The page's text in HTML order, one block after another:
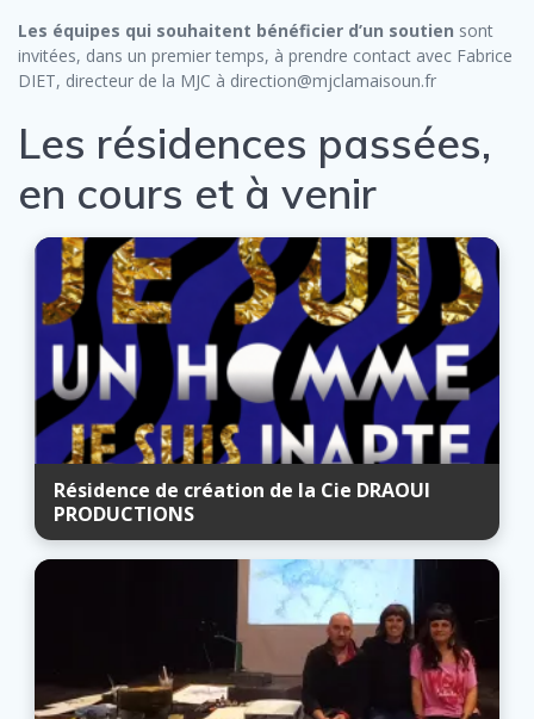
Les équipes qui souhaitent bénéficier d’un soutien sont
invitées, dans un premier temps, à prendre contact avec Fabrice
DIET, directeur de la MJC à direction@mjclamaisoun.fr
Les résidences passées,
en cours et à venir
Résidence de création de la Cie DRAOUI
PRODUCTIONS